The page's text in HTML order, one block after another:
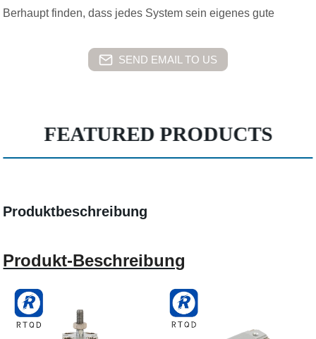
Berhaupt finden, dass jedes System sein eigenes gute
SEND EMAIL TO US
FEATURED PRODUCTS
Produktbeschreibung
Produkt-Beschreibung